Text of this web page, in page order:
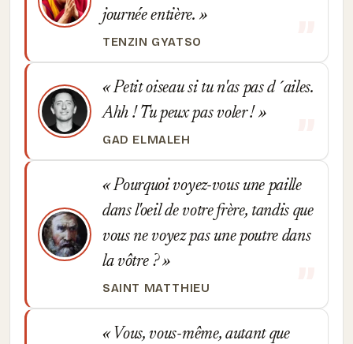
journée entière.
TENZIN GYATSO
Petit oiseau si tu n'as pas d´ailes.
Ahh ! Tu peux pas voler !
GAD ELMALEH
Pourquoi voyez-vous une paille
dans l'oeil de votre frère, tandis que
vous ne voyez pas une poutre dans
la vôtre ?
SAINT MATTHIEU
Vous, vous-même, autant que